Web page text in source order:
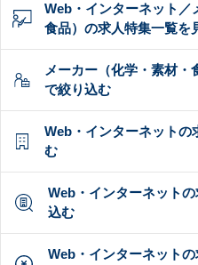
Web・インターネット／
食品）の求人特集一覧を
メーカー（化学・素材・
で絞り込む
Web・インターネットの
む
Web・インターネット
込む
Web・インターネット